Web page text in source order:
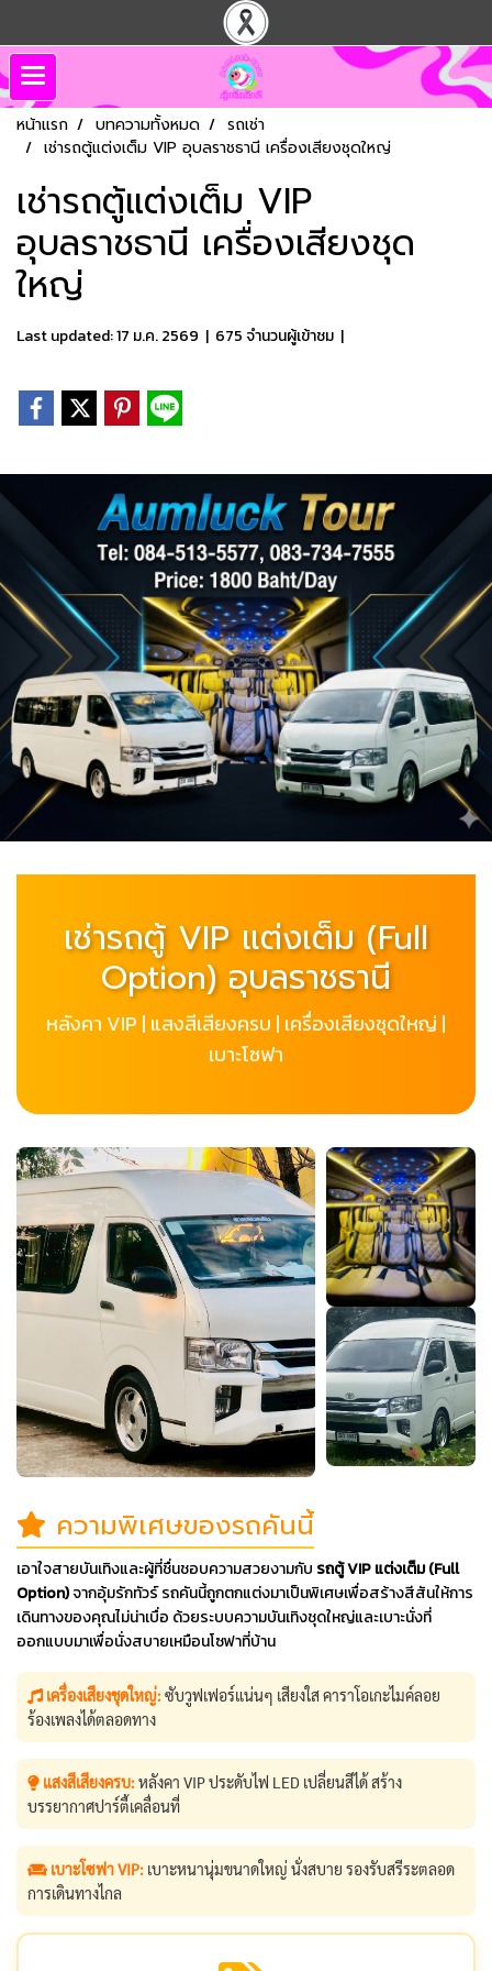
หน้าแรก บทความทั้งหมด
รถเช่า
เช่ารถตู้แต่งเต็ม VIP อุบลราชธานี เครื่องเสียงชุดใหญ่
เช่ารถตู้แต่งเต็ม VIP
อุบลราชธานี เครื่องเสียงชุด
ใหญ่
Last updated: 17 ม.ค. 2569 | 675 จำนวนผู้เข้าชม |
เช่ารถตู้ VIP แต่งเต็ม (Full
Option) อุบลราชธานี
หลังคา VIP | แสงสีเสียงครบ | เครื่องเสียงชุดใหญ่ |
เบาะโซฟา
ความพิเศษของรถคันนี้
เอาใจสายบันเทิงและผู้ที่ชื่นชอบความสวยงามกับ รถตู้ VIP แต่งเต็ม (Full
Option)จากอุ้มรักทัวร์ รถคันนี้ถูกตกแต่งมาเป็นพิเศษเพื่อสร้างสีสันให้การ
เดินทางของคุณไม่น่าเบื่อ ด้วยระบบความบันเทิงชุดใหญ่และเบาะนั่งที่
ออกแบบมาเพื่อนั่งสบายเหมือนโซฟาที่บ้าน
เครื่องเสียงชุดใหญ่:ซับวูฟเฟอร์แน่นๆ เสียงใส คาราโอเกะไมค์ลอย
ร้องเพลงได้ตลอดทาง
แสงสีเสียงครบ:หลังคา VIP ประดับไฟ LED เปลี่ยนสีได้ สร้าง
บรรยากาศปาร์ตี้เคลื่อนที่
เบาะโซฟา VIP:เบาะหนานุ่มขนาดใหญ่ นั่งสบาย รองรับสรีระตลอด
การเดินทางไกล